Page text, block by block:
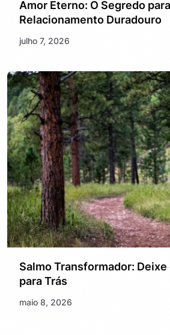
Amor Eterno: O Segredo
Relacionamento Duradouro
julho 7, 2026
Salmo Transformador: Deixe
para Trás
maio 8, 2026